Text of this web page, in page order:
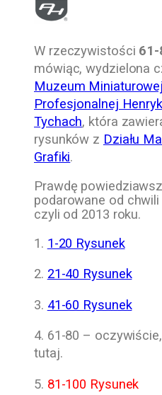
W rzeczywistości 61-
mówiąc, wydzielona
Muzeum
Profesjonalnej
Tychach, która
rysunków z Działu
Grafiki.
Prawdę
podarowane od
czyli od 2013 roku.
1. 1-20 Rysunek
2. 21-40 Rysunek
3. 41-60 Rysunek
4. 61-80 –
tutaj.
5. 81-100 Rysunek